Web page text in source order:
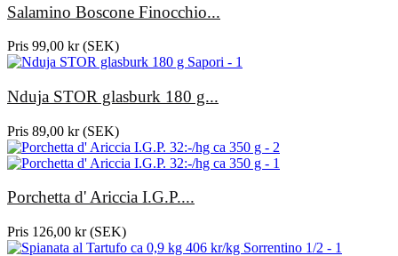
Salamino Boscone Finocchio...
Pris 99,00 kr (SEK)
Nduja STOR glasburk 180 g...
Pris 89,00 kr (SEK)
Porchetta d' Ariccia I.G.P....
Pris 126,00 kr (SEK)